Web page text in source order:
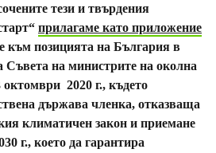
тези и твърдения
прилагаме като приложение
към позицията на България в
Съвета на министрите на околна
октомври 2020 г., където
държава членка, отказваща
климатичен закон и приемане
г., което да гарантира